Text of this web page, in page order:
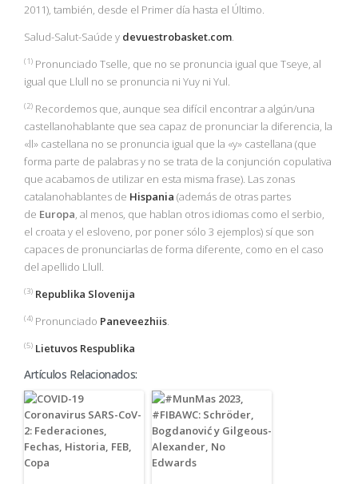
2011), también, desde el Primer día hasta el Último.
Salud-Salut-Saúde y devuestrobasket.com.
(1) Pronunciado Tselle, que no se pronuncia igual que Tseye, al
igual que Llull no se pronuncia ni Yuy ni Yul.
(2) Recordemos que, aunque sea difícil encontrar a algún/una
castellanohablante que sea capaz de pronunciar la diferencia, la
«ll» castellana no se pronuncia igual que la «y» castellana (que
forma parte de palabras y no se trata de la conjunción copulativa
que acabamos de utilizar en esta misma frase). Las zonas
catalanohablantes de Hispania (además de otras partes
de Europa, al menos, que hablan otros idiomas como el serbio,
el croata y el esloveno, por poner sólo 3 ejemplos) sí que son
capaces de pronunciarlas de forma diferente, como en el caso
del apellido Llull.
(3) Republika Slovenija
(4) Pronunciado Paneveezhiis.
(5) Lietuvos Respublika
Artículos Relacionados: